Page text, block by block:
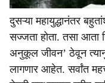
दुसऱ्या महायुद्धानंतर
सज्जता होता. तसा आता
अनुकूल जीवन’ ठेवून
लागणार आहेत. सर्वांत